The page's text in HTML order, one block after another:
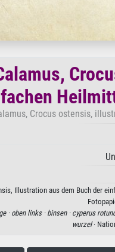
Crocus ostensis,
Illustration aus dem Buch der
· oben links · binsen · cyperus
wurzel·